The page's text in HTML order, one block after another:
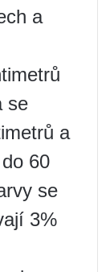
a
se
a
60
se
3%